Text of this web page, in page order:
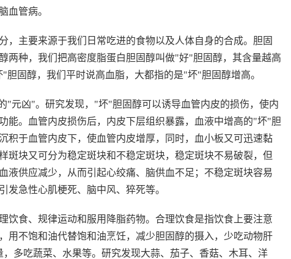
血管病。
主要来源于我们日常吃进的食物以及人体自身的合成。胆固
两种，我们把高密度脂蛋白胆固醇叫做"好"胆固醇，其含量越高
固醇，我们平时说高血脂，大都指的是"坏"胆固醇增高。
凶"。研究发现，"坏"胆固醇可以诱导血管内皮的损伤，使内
能。血管内皮损伤后，内皮下层组织暴露，血液中增高的"坏"胆
积于血管内皮下，使血管内皮增厚，同时，血小板又可迅速黏
斑块又可分为稳定斑块和不稳定斑块，稳定斑块不易破裂，但
液供应减少，从而引起心绞痛、脑供血不足；不稳定斑块容易
发急性心肌梗死、脑中风、猝死等。
食、规律运动和服用降脂药物。合理饮食是指饮食上要注意
用不饱和油代替饱和油烹饪，减少胆固醇的摄入，少吃动物肝
多吃蔬菜、水果等。研究发现大蒜、茄子、香菇、木耳、洋